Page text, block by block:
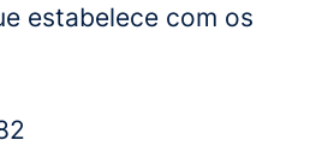
estabelece com os